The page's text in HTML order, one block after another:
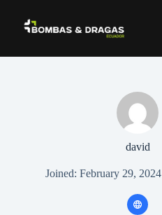
david
Joined: February 29, 2024